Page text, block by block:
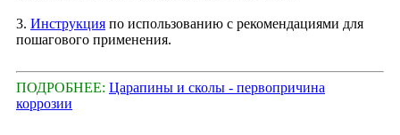
3. Инструкция по использованию с рекомендациями для
пошагового применения.
ПОДРОБНЕЕ: Царапины и сколы - первопричина
коррозии